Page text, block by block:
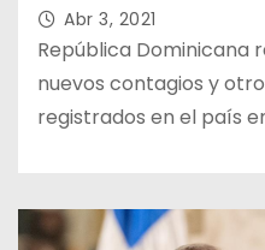
Abr 3, 2021
República Dominicana
nuevos contagios y
registrados en el país